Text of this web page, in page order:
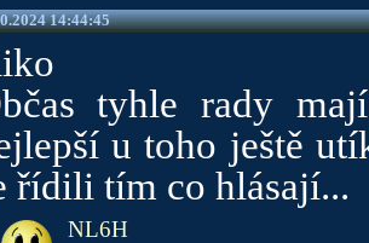
14:44:45
tyhle rady
u toho ještě
řídili tím co hlásají...
NL6H